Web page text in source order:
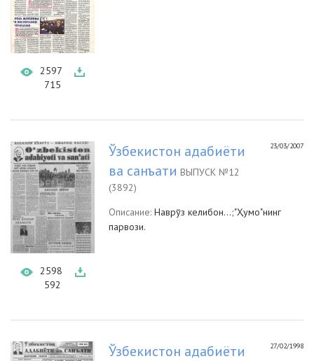
2597
715
2598
592
23/03/2007
Ўзбекистон адабиёти
ва санъати ВЫПУСК №12
(3892)
Описание: Наврўз келибон...;"Ҳумо"нинг
парвози.
27/02/1998
Ўзбекистон адабиёти